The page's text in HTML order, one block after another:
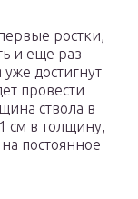
ростки,
и еще раз
достигнут
провести
ствола в
см в толщину,
постоянное